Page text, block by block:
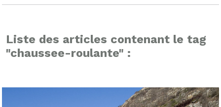
Liste des articles contenant le tag
"chaussee-roulante" :